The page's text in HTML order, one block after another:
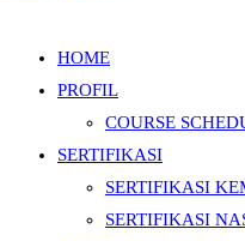
HOME
PROFIL
COURSE
SERTIFIKASI
SERTIFIKASI
SERTIFIKASI